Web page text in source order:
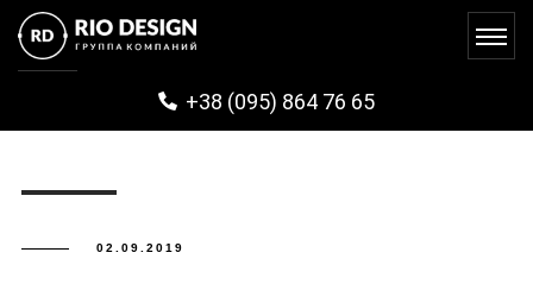
+38 (095) 864 76 65
02.09.2019